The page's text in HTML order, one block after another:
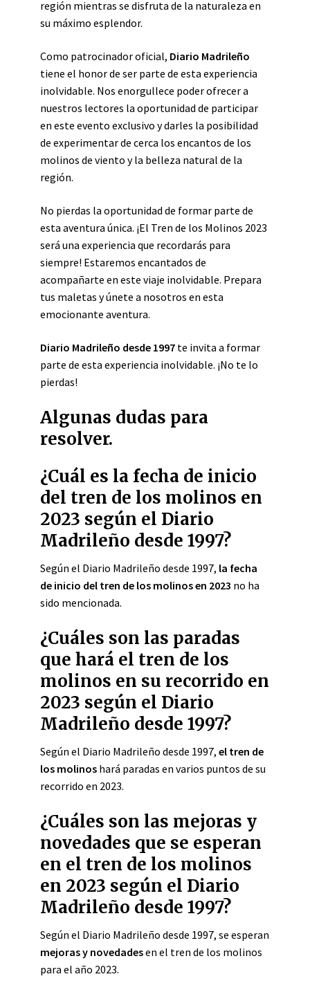
región mientras se disfruta de la naturaleza en
su máximo esplendor.
Como patrocinador oficial, Diario Madrileño
tiene el honor de ser parte de esta experiencia
inolvidable. Nos enorgullece poder ofrecer a
nuestros lectores la oportunidad de participar
en este evento exclusivo y darles la posibilidad
de experimentar de cerca los encantos de los
molinos de viento y la belleza natural de la
región.
No pierdas la oportunidad de formar parte de
esta aventura única. ¡El Tren de los Molinos 2023
será una experiencia que recordarás para
siempre! Estaremos encantados de
acompañarte en este viaje inolvidable. Prepara
tus maletas y únete a nosotros en esta
emocionante aventura.
Diario Madrileño desde 1997 te invita a formar
parte de esta experiencia inolvidable. ¡No te lo
pierdas!
Algunas dudas para
resolver.
¿Cuál es la fecha de inicio
del tren de los molinos en
2023 según el Diario
Madrileño desde 1997?
Según el Diario Madrileño desde 1997, la fecha
de inicio del tren de los molinos en 2023 no ha
sido mencionada.
¿Cuáles son las paradas
que hará el tren de los
molinos en su recorrido en
2023 según el Diario
Madrileño desde 1997?
Según el Diario Madrileño desde 1997, el tren de
los molinos hará paradas en varios puntos de su
recorrido en 2023.
¿Cuáles son las mejoras y
novedades que se esperan
en el tren de los molinos
en 2023 según el Diario
Madrileño desde 1997?
Según el Diario Madrileño desde 1997, se esperan
mejoras y novedadesen el tren de los molinos
para el año 2023.